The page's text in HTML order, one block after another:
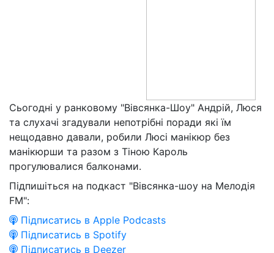
Сьогодні у ранковому "Вівсянка-Шоу" Андрій, Люся
та слухачі згадували непотрібні поради які їм
нещодавно давали, робили Люсі манікюр без
манікюрши та разом з Тіною Кароль
прогулювалися балконами.
Підпишіться на подкаст "Вівсянка-шоу на Мелодія
FM":
Підписатись в Apple Podcasts
Підписатись в Spotify
Підписатись в Deezer